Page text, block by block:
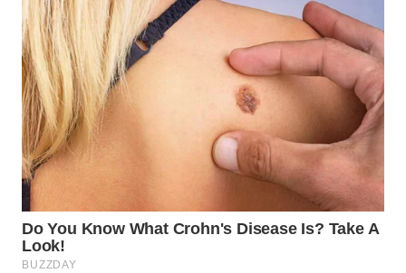
Wahana
Media
Group
WAHANA
NEWS
WAHANA
WAHANA
ADVOKAT